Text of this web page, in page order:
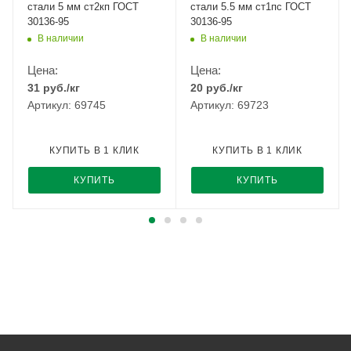
стали 5 мм ст2кп ГОСТ
30136-95
В наличии
Цена:
31 руб./кг
Артикул: 69745
КУПИТЬ
КУПИТЬ В 1 КЛИК
стали 5.5 мм ст1пс ГОСТ
30136-95
В наличии
Цена:
20 руб./кг
Артикул: 69723
КУПИТЬ
КУПИТЬ В 1 КЛИК